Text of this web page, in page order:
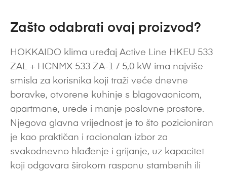
Zašto odabrati ovaj proizvod?
HOKKAIDO klima uređaj Active Line HKEU 533
ZAL + HCNMX 533 ZA-1 / 5,0 kW ima najviše
smisla za korisnika koji traži veće dnevne
boravke, otvorene kuhinje s blagovaonicom,
apartmane, urede i manje poslovne prostore.
Njegova glavna vrijednost je to što pozicioniran
je kao praktičan i racionalan izbor za
svakodnevno hlađenje i grijanje, uz kapacitet
koji odgovara širokom rasponu stambenih ili